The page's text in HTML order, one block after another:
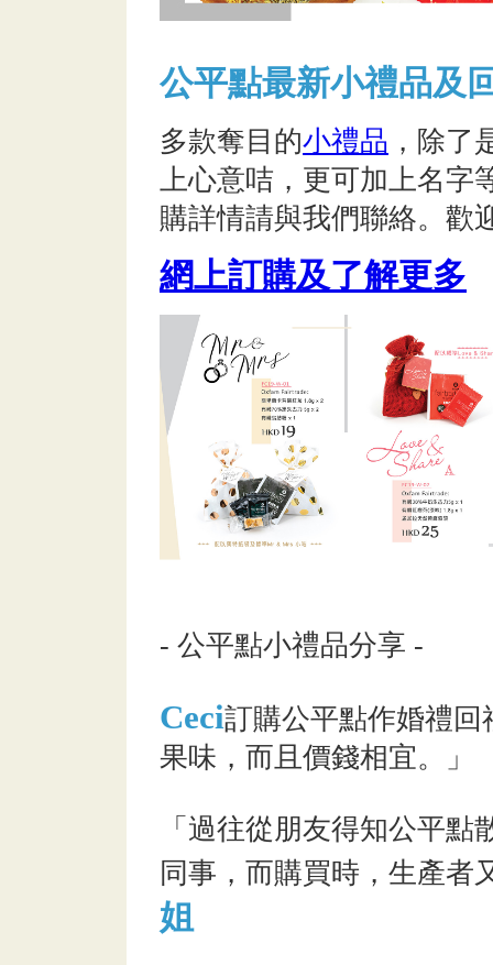
公平點最新小禮品及
多款奪目的小禮品 ，除了
上心意咭，更可加上名字
購詳情請與我們聯絡。歡
網上訂購及了解更多
- 公平點小禮品分享 -
Ceci訂購公平點作婚禮
果味，而且價錢相宜。」
「過往從朋友得知公平
同事，而購買時，生產者
姐